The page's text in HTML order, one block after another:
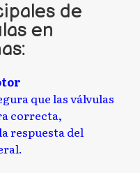
de
en
que las válvulas
correcta,
respuesta del